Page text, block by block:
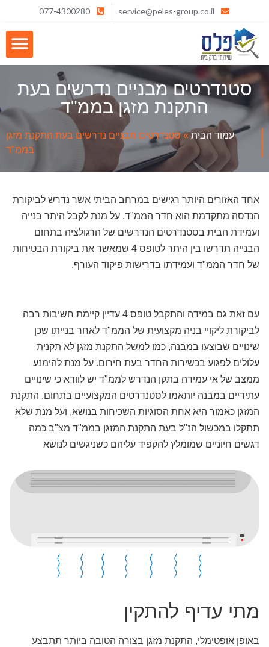
service@peles-group.co.il
077-4300280
סטנדרטים מבניים נדרשים בעת
התקנת מזגן בממ"ד
עמוד הבית»סטנדרטים מבניים נדרשים בעת התקנת מזגן
בממ"ד
אחד האזורים היותר רגישים במרחב הביתי אשר נדרש לביקורת
הנדסה מתקדמת הוא חדר הממ"ד. על מנת לקבל היתר בנייה
ועמידת הבית בסטנדרטים הנדרשים של הרגולציה בתחום
הבנייה תדרשו בין היתר לטופס 4 שמאשר את ביקורת הבטיחות
של חדר הממ"ד ועמידתו בדרישות פיקוד העורף.
עם זאת גם במידה והתקבל טופס 4 עדיין קיימת חשיבות רבה
לביקורת ליקויי בניה מקצועית של הממ"ד לאחר בנייתו שכן
שינויים שבוצעו במבנה, כמו למשל התקנת מזגן לא תקנית
עלולים לפגוע בכשירות החדר בעת חירום. על מנת להימנע
ממצב של אי עמידה בתקן הנדרש לממ"ד יש לוודא כי שינויים
עתידיים במבנה יותאמו לסטנדרטים המקצועיים בתחום. התקנת
המזגן כאמור היא אחת הסוגיות השכיחות בנושא, ועל מנת שלא
תתקלו במכשול הנ"ל בעת התקנת המזגן בממ"ד מצ"ב כמה
דגשים חיוניים שמומלץ להקפיד עליהם כשניגשים לנושא
מתי עדיף להתקין
באופן אופטימלי, התקנת מזגן בצורה הטובה ביותר תתבצע